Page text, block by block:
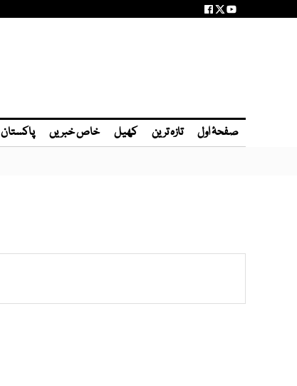
صفحۂ اول تازہ ترین کھیل خاص خبریں پاکستان